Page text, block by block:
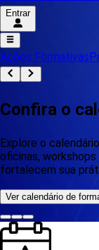
Entrar
Ações Formativas
Confira o
Explore o
oficinas,
fortalecem sua
Ver calendário de